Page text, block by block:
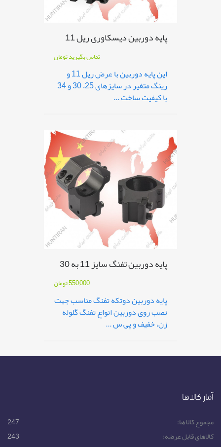
پایه دوربین دیسکاوری ریل 11
تماس بگیریدتومان
این پایه دوربین با عرض ریل 11 و
رینگ متغیر در سایزهای 25، 30 و 34
با کیفیت ساخت ...
پایه دوربین تفنگ سایز 11 به 30
550,000تومان
پایه دوربین دوتکه تفنگ مناسب جهت
نصب روی دوربین انواع تفنگ گلوله
زن، خفیف و پی س ...
آمار کالاها
مجموع کالا ها:
247
کالاهای قابل عرضه:
243